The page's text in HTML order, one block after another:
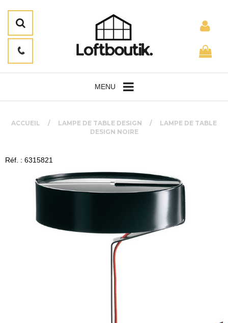
MENU
ACCUEIL LAMPE DE TABLE DESIGN
LAMPE DE TABLE
DESIGN NOIRE
Réf. : 6315821